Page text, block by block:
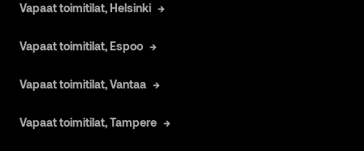
Vapaat toimitilat, Helsinki
Vapaat toimitilat, Espoo
Vapaat toimitilat, Vantaa
Vapaat toimitilat, Tampere